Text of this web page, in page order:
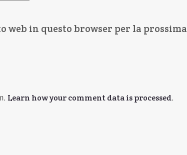
web in questo browser per la prossima
Learn how your comment data is processed.